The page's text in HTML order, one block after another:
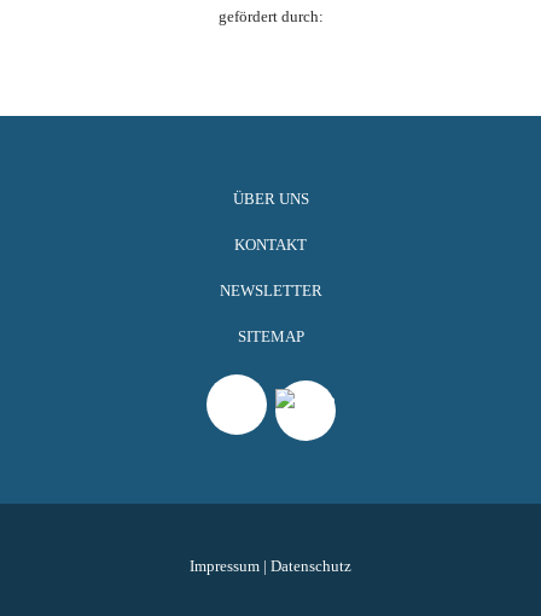
gefördert durch:
ÜBER UNS
KONTAKT
NEWSLETTER
SITEMAP
Impressum | Datenschutz